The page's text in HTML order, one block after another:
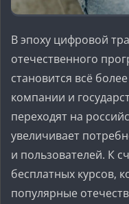
В эпоху цифровой
отечественного
становится всё
компании и
переходят на
увеличивает
и пользователей. К
бесплатных курсов,
популярные